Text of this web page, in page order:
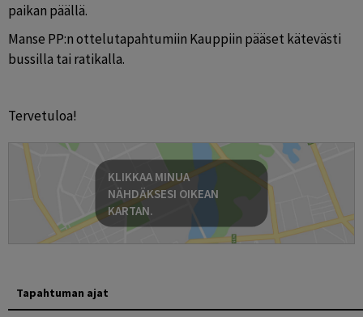
paikan päällä.
Manse PP:n ottelutapahtumiin Kauppiin pääset kätevästi
bussilla tai ratikalla.
Tervetuloa!
KLIKKAA MINUA
NÄHDÄKSESI OIKEAN
KARTAN.
Tapahtuman ajat